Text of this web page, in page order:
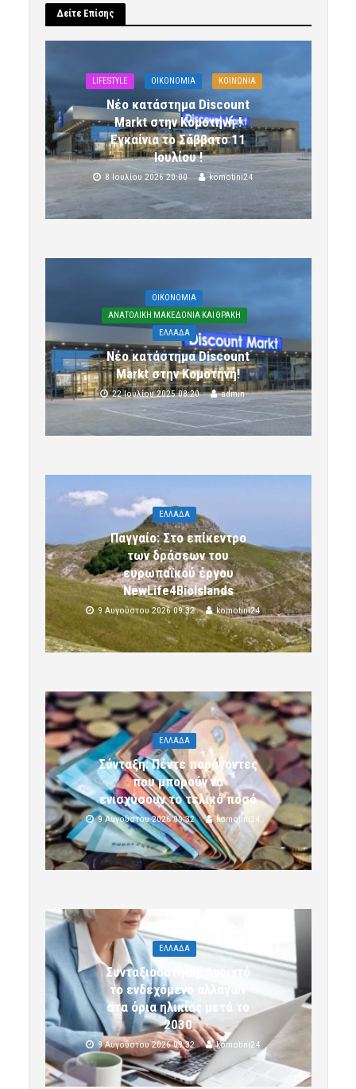
Δείτε Επίσης
LIFESTYLE OIKONOMIA ΚΟΙΝΩΝΙΑ
Νέο κατάστημα Discount
Markt στην Κομοτηνή !
Εγκαίνια το Σάββατο 11
Ιουλίου !
8 Ιουλίου 2026 20:00 komotini24
OIKONOMIA
ΑΝΑΤΟΛΙΚΗ ΜΑΚΕΔΟΝΙΑ ΚΑΙ ΘΡΑΚΗ
ΕΛΛΑΔΑ
Νέο κατάστημα Discount
Markt στην Κομοτηνή!
22 Ιουλίου 2025 08:20 admin
ΕΛΛΑΔΑ
Παγγαίο: Στο επίκεντρο
των δράσεων του
ευρωπαϊκού έργου
NewLife4BioIslands
9 Αυγούστου 2026 09:32 komotini24
ΕΛΛΑΔΑ
Σύνταξη: Πέντε παράγοντες
που μπορούν να
ενισχύσουν το τελικό ποσό
9 Αυγούστου 2026 09:32 komotini24
ΕΛΛΑΔΑ
Συνταξιοδότηση: Ανοιχτό
το ενδεχόμενο αλλαγών
στα όρια ηλικίας μετά το
2030
9 Αυγούστου 2026 09:32 komotini24